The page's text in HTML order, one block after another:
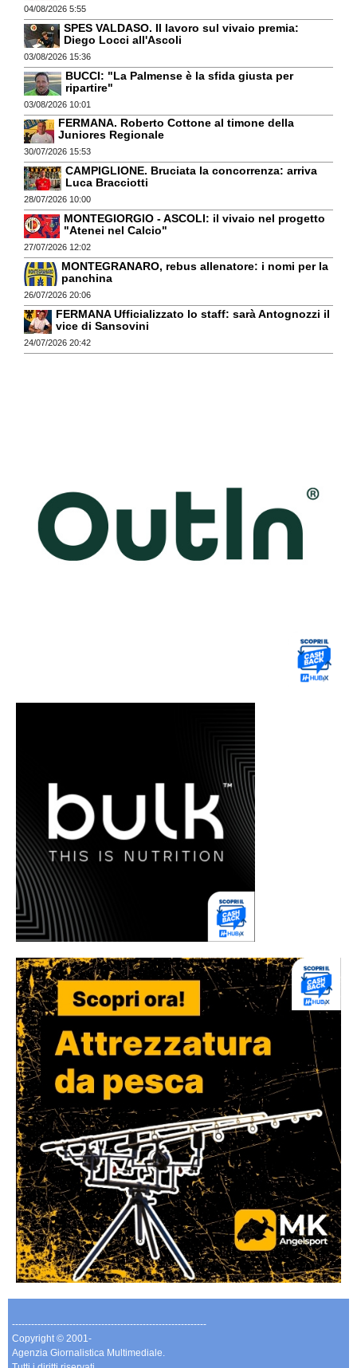
04/08/2026 5:55
SPES VALDASO. Il lavoro sul vivaio premia:
Diego Locci all'Ascoli
03/08/2026 15:36
BUCCI: "La Palmense è la sfida giusta per
ripartire"
03/08/2026 10:01
FERMANA. Roberto Cottone al timone della
Juniores Regionale
30/07/2026 15:53
CAMPIGLIONE. Bruciata la concorrenza: arriva
Luca Bracciotti
28/07/2026 10:00
MONTEGIORGIO - ASCOLI: il vivaio nel progetto
"Atenei nel Calcio"
27/07/2026 12:02
MONTEGRANARO, rebus allenatore: i nomi per la
panchina
26/07/2026 20:06
FERMANA Ufficializzato lo staff: sarà Antognozzi il
vice di Sansovini
24/07/2026 20:42
-------------------------------------------------------------
Copyright © 2001-
Agenzia Giornalistica Multimediale.